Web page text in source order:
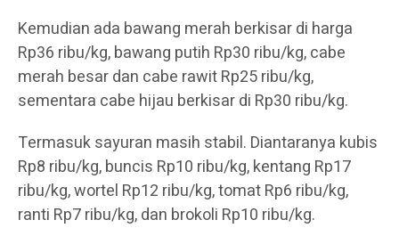
Kemudian ada bawang merah berkisar di harga
Rp36 ribu/kg, bawang putih Rp30 ribu/kg, cabe
merah besar dan cabe rawit Rp25 ribu/kg,
sementara cabe hijau berkisar di Rp30 ribu/kg.
Termasuk sayuran masih stabil. Diantaranya kubis
Rp8 ribu/kg, buncis Rp10 ribu/kg, kentang Rp17
ribu/kg, wortel Rp12 ribu/kg, tomat Rp6 ribu/kg,
ranti Rp7 ribu/kg, dan brokoli Rp10 ribu/kg.